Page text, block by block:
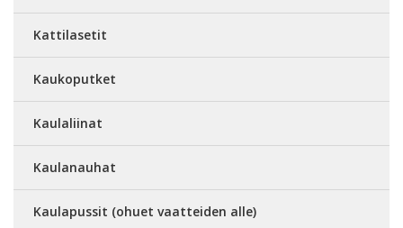
Kattilasetit
Kaukoputket
Kaulaliinat
Kaulanauhat
Kaulapussit (ohuet vaatteiden alle)